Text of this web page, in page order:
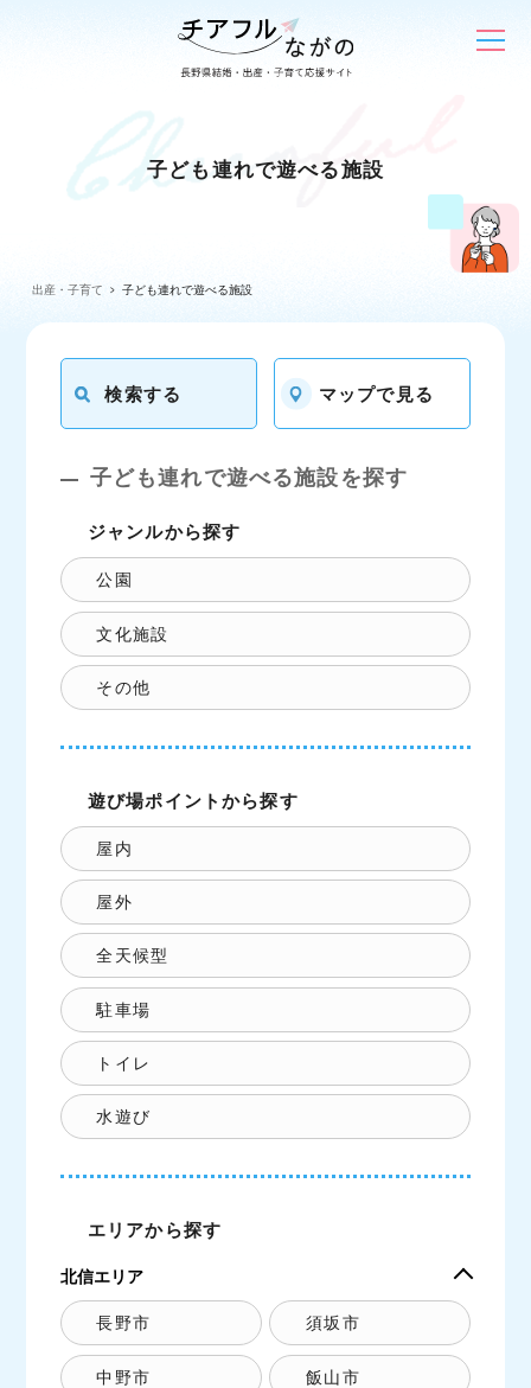
子ども連れで遊べる施設
出産・子育て 子ども連れで遊べる施設
検索する マップで見る
子ども連れで遊べる施設を探す
ジャンルから探す
公園
文化施設
その他
遊び場ポイントから探す
屋内
屋外
全天候型
駐車場
トイレ
水遊び
エリアから探す
北信エリア
長野市 須坂市
中野市 飯山市